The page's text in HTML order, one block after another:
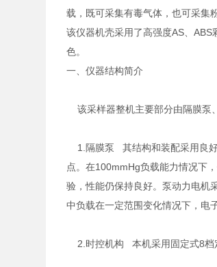
载，既可采集有毒气体，也可采集
该仪器机壳采用了高强度AS、
色。
一、仪器结构简介
该采样器整机主要部分由隔膜泵
1.隔膜泵 其结构和装配采用良好
点。在100mmHg负载能力情况下
验，性能仍保持良好。泵动力电机
中负载在一定范围变化情况下，电
2.时控机构 本机采用固定式8档